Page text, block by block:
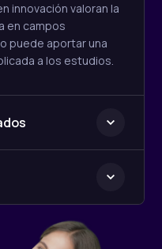
innovación valoran la
en campos
puede aportar una
a los estudios.